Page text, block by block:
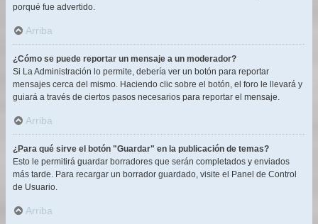
porqué fue advertido.
Arriba
¿Cómo se puede reportar un mensaje a un moderador?
Si La Administración lo permite, debería ver un botón para reportar
mensajes cerca del mismo. Haciendo clic sobre el botón, el foro le llevará y
guiará a través de ciertos pasos necesarios para reportar el mensaje.
Arriba
¿Para qué sirve el botón "Guardar" en la publicación de temas?
Esto le permitirá guardar borradores que serán completados y enviados
más tarde. Para recargar un borrador guardado, visite el Panel de Control
de Usuario.
Arriba